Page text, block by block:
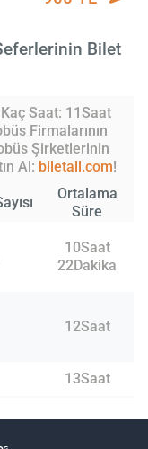
Bilet
Saat: 11Saat
Firmalarının
Şirketlerinin
Al: biletall.com!
Ortalama
Süre
10Saat
22Dakika
12Saat
13Saat